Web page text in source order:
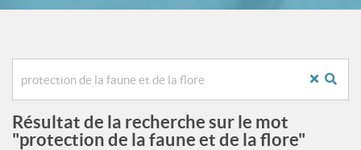
Résultat de la recherche sur le mot
"protection de la faune et de la flore"